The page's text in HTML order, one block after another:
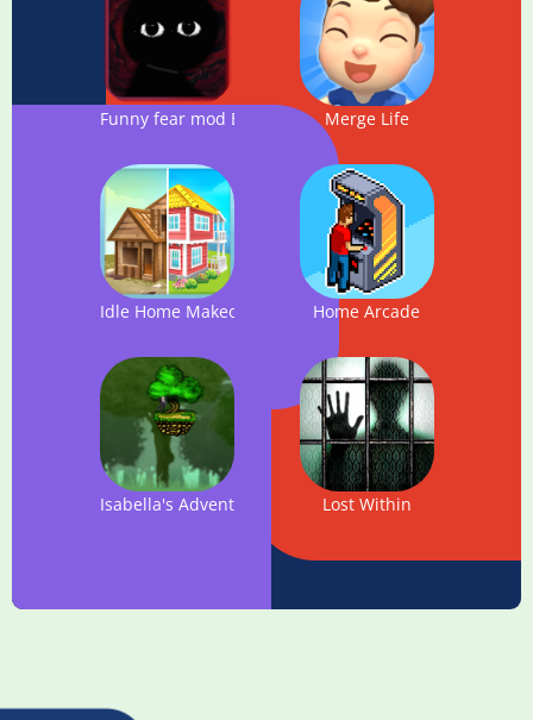
Funny fear mod Bob Character Test
Merge Life
Idle Home Makeover Home Arcade
Isabella's Adventures Lost Within